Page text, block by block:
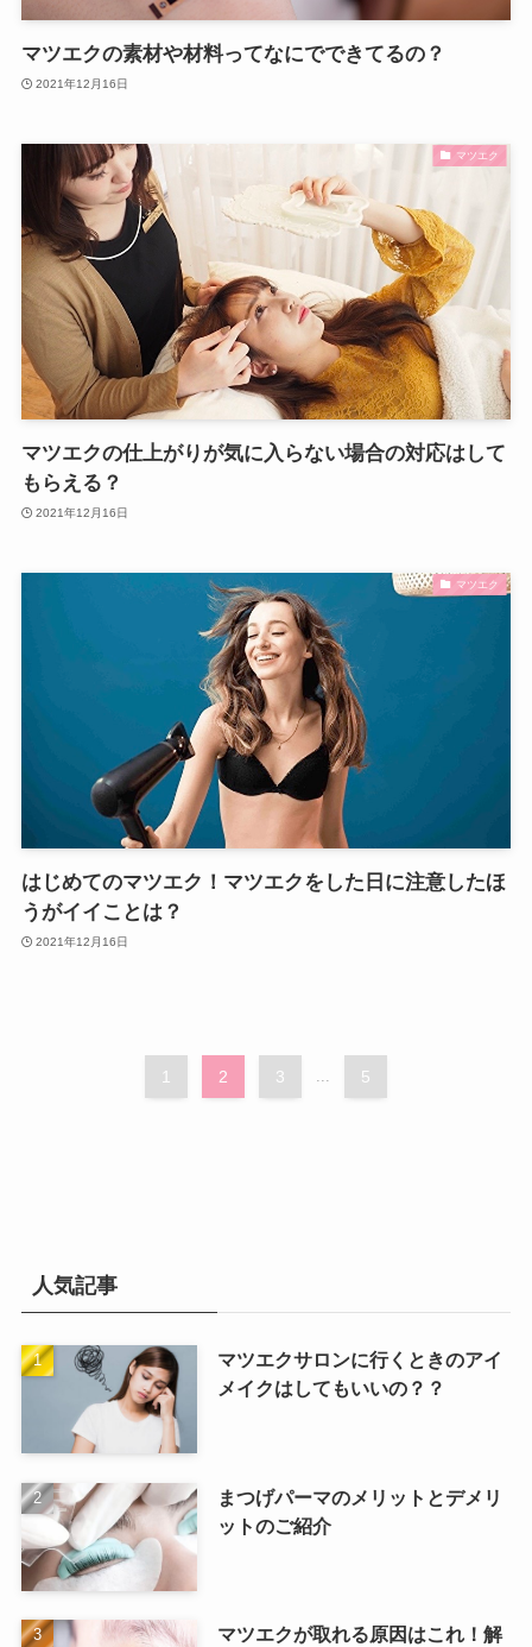
マツエクの素材や材料ってなにでできてるの？
2021年12月16日
マツエク
マツエクの仕上がりが気に入らない場合の対応はして
もらえる？
2021年12月16日
マツエク
はじめてのマツエク！マツエクをした日に注意したほ
うがイイことは？
2021年12月16日
1 2 3 5
人気記事
マツエクサロンに行くときのアイ
メイクはしてもいいの？？
まつげパーマのメリットとデメリ
ットのご紹介
マツエクが取れる原因はこれ！解